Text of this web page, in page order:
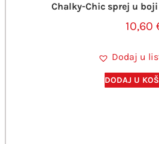
Chalky-Chic sprej u
10,60
Dodaj u
DODAJ U